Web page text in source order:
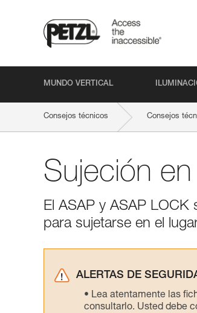
MUNDO VERTICAL
Consejos técnicos Consejos
Sujeción
El ASAP y ASAP LOCK
para sujetarse en el
ALERTAS DE
Lea atentamente las
consultarlo. Usted debe